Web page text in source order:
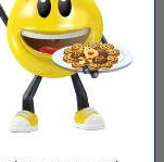
106R02234
do wersji